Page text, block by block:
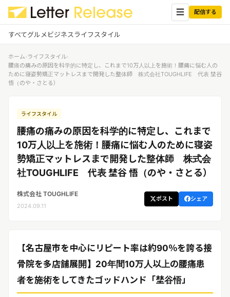
☰ 配信する
すべてグルメビジネスライフスタイル
グルメ
ビジネス
ライフスタイル
無料会員登録
ログイン ✕
企業ユーザーでログイン
する
受信レターリリース受信ユーザー
メディアユーザーでログインする
レターリリースを受信（メディア登
録）
ホーム›ライフスタイル›
腰痛の痛みの原因を科学的に特定し、これまで10万人以上を施術！腰痛に悩む人の
ために寝姿勢矯正マットレスまで開発した整体師 株式会社TOUGHLIFE 代表 埜谷
悟（のや・さとる）
ライフスタイル
腰痛の痛みの原因を科学的に特定し、これまで
10万人以上を施術！腰痛に悩む人のために寝姿
勢矯正マットレスまで開発した整体師 株式会
社TOUGHLIFE 代表 埜谷 悟（のや・さとる）
株式会社 TOUGHLIFE
2024.09.11
ポスト シェア
【名古屋市を中心にリピート率は約90％を誇る接
骨院を多店舗展開】20年間10万人以上の腰痛患
者を施術をしてきたゴッドハンド「埜谷悟」